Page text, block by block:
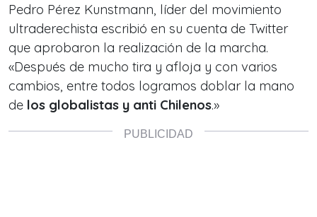
Pedro Pérez Kunstmann, líder del movimiento
ultraderechista escribió en su cuenta de Twitter
que aprobaron la realización de la marcha.
«Después de mucho tira y afloja y con varios
cambios, entre todos logramos doblar la mano
de los globalistas y anti Chilenos.»